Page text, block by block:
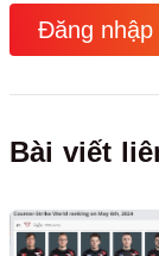
Đăng nhập
Bài viết